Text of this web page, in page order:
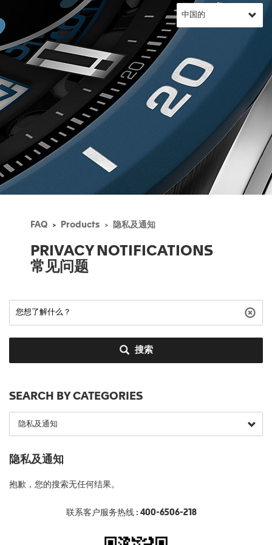
FAQ Products 隐私及通知
PRIVACY NOTIFICATIONS
常见问题
搜索
SEARCH BY CATEGORIES
隐私及通知
抱歉，您的搜索无任何结果。
联系客户服务热线 : 400-6506-218